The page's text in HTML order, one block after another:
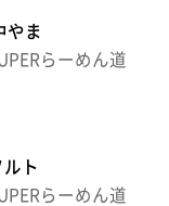
やま
らーめん道
ルト
らーめん道